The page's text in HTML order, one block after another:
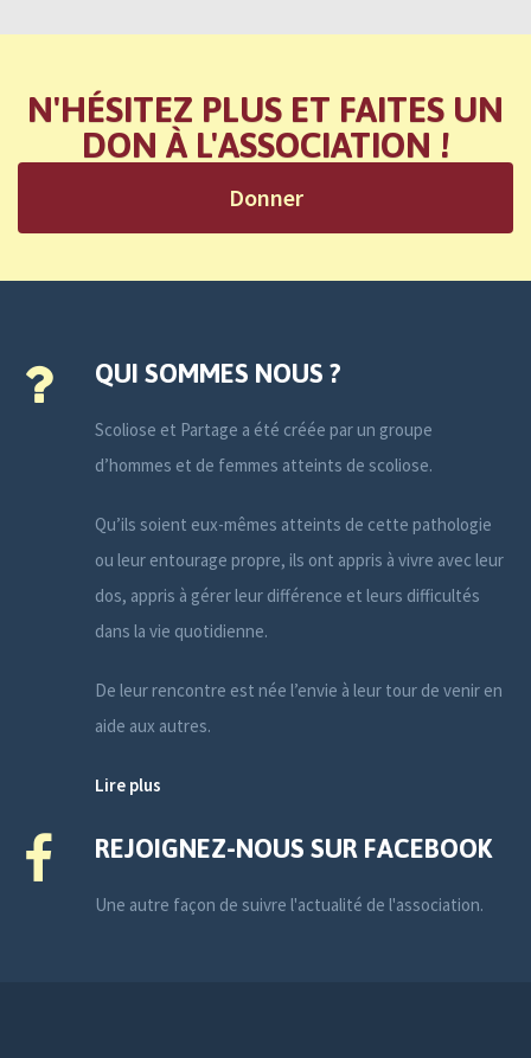
N'HÉSITEZ PLUS ET FAITES UN
DON À L'ASSOCIATION !
Donner
QUI SOMMES NOUS ?
Scoliose et Partage a été créée par un groupe
d’hommes et de femmes atteints de scoliose.
Qu’ils soient eux-mêmes atteints de cette pathologie
ou leur entourage propre, ils ont appris à vivre avec leur
dos, appris à gérer leur différence et leurs difficultés
dans la vie quotidienne.
De leur rencontre est née l’envie à leur tour de venir en
aide aux autres.
Lire plus
REJOIGNEZ-NOUS SUR FACEBOOK
Une autre façon de suivre l'actualité de l'association.